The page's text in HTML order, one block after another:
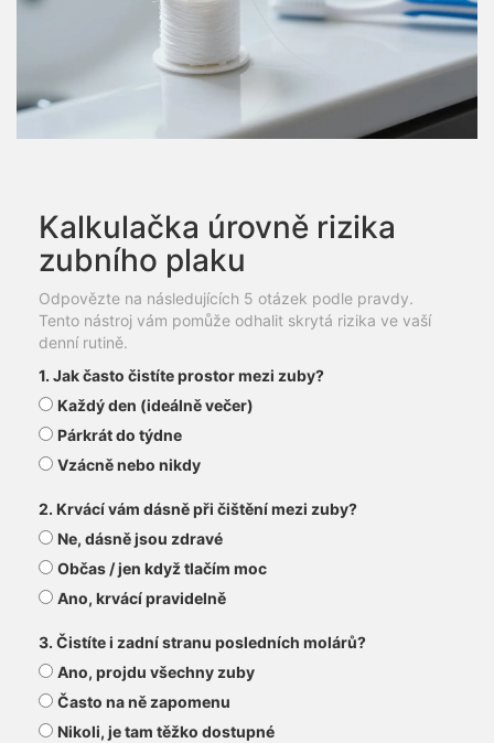
Kalkulačka úrovně rizika
zubního plaku
Odpovězte na následujících 5 otázek podle pravdy.
Tento nástroj vám pomůže odhalit skrytá rizika ve vaší
denní rutině.
1. Jak často čistíte prostor mezi zuby?
Každý den (ideálně večer)
Párkrát do týdne
Vzácně nebo nikdy
2. Krvácí vám dásně při čištění mezi zuby?
Ne, dásně jsou zdravé
Občas / jen když tlačím moc
Ano, krvácí pravidelně
3. Čistíte i zadní stranu posledních molárů?
Ano, projdu všechny zuby
Často na ně zapomenu
Nikoli, je tam těžko dostupné